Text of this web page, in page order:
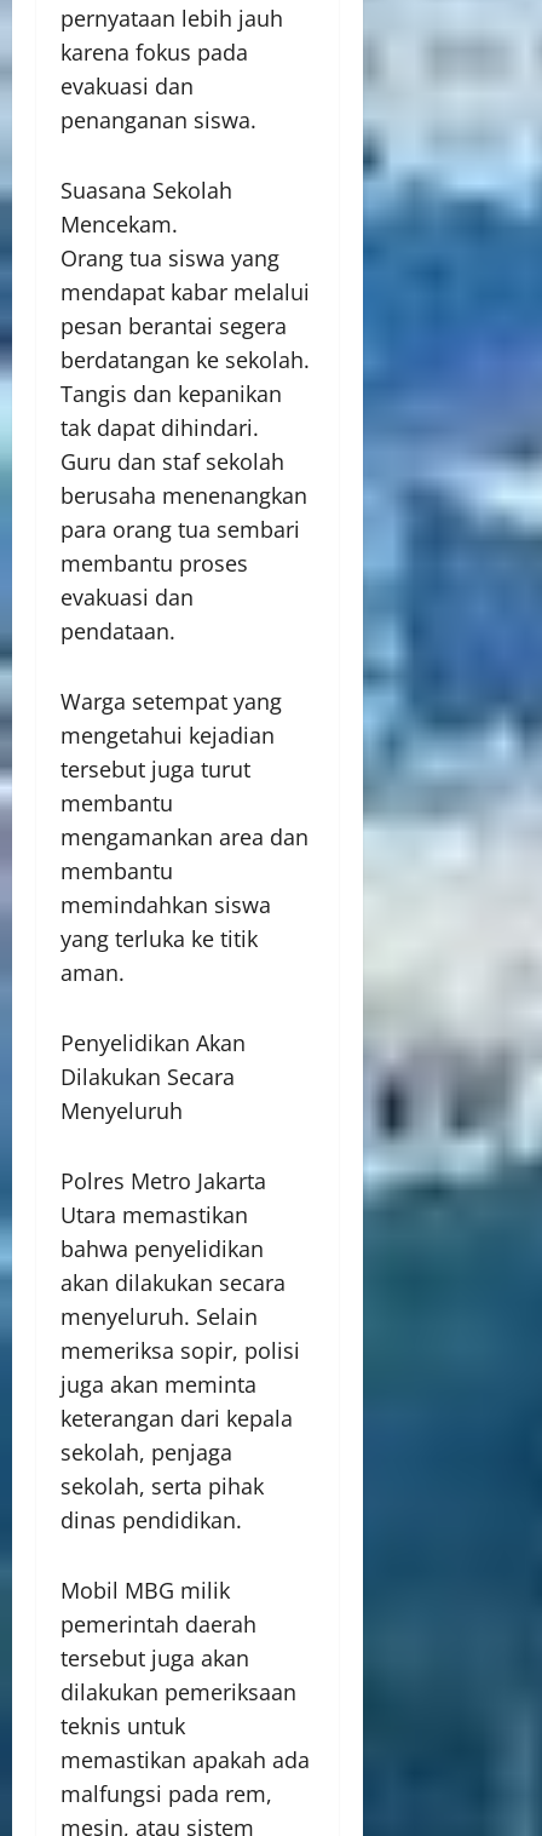
pernyataan lebih jauh
karena fokus pada
evakuasi dan
penanganan siswa.
Suasana Sekolah
Mencekam.
Orang tua siswa yang
mendapat kabar melalui
pesan berantai segera
berdatangan ke sekolah.
Tangis dan kepanikan
tak dapat dihindari.
Guru dan staf sekolah
berusaha menenangkan
para orang tua sembari
membantu proses
evakuasi dan
pendataan.
Warga setempat yang
mengetahui kejadian
tersebut juga turut
membantu
mengamankan area dan
membantu
memindahkan siswa
yang terluka ke titik
aman.
Penyelidikan Akan
Dilakukan Secara
Menyeluruh
Polres Metro Jakarta
Utara memastikan
bahwa penyelidikan
akan dilakukan secara
menyeluruh. Selain
memeriksa sopir, polisi
juga akan meminta
keterangan dari kepala
sekolah, penjaga
sekolah, serta pihak
dinas pendidikan.
Mobil MBG milik
pemerintah daerah
tersebut juga akan
dilakukan pemeriksaan
teknis untuk
memastikan apakah ada
malfungsi pada rem,
mesin, atau sistem